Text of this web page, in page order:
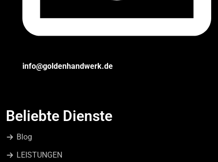
info@goldenhandwerk.de
Beliebte Dienste
Blog
LEISTUNGEN